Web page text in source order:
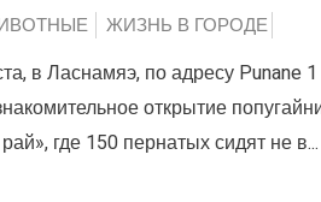
ЖИЗНЬ В ГОРОДЕ
в Ласнамяэ, по адресу Punane 1
открытие
где 150 пернатых сидят не в...